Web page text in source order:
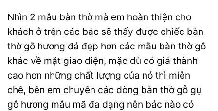
Nhìn 2 mẫu bàn thờ mà em hoàn thiện cho
khách ở trên các bác sẽ thấy được chiếc bàn
thờ gỗ hương đá đẹp hơn các mẫu bàn thờ gỗ
khác về mặt giao diện, mặc dù có giá thành
cao hơn những chất lượng của nó thì miễn
chê, bên em chuyên các dòng bàn thờ gỗ gụ
gỗ hương mẫu mã đa dạng nên bác nào có